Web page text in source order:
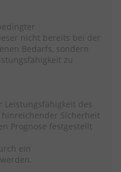
nicht bereits bei der
Bedarfs, sondern
zu
Leistungsfähigkeit des
Sicherheit
Prognose festgestellt
ein